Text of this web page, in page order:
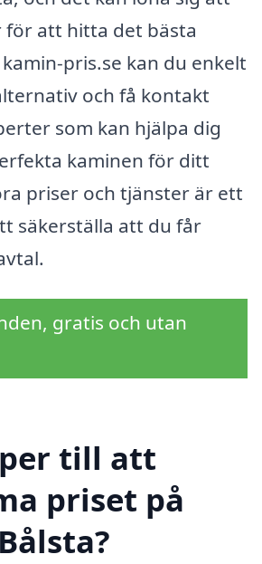
att hitta det bästa
pris.se kan du enkelt
och få kontakt
som kan hjälpa dig
kaminen för ditt
priser och tjänster är ett
säkerställa att du får
gratis och utan
till att
priset på